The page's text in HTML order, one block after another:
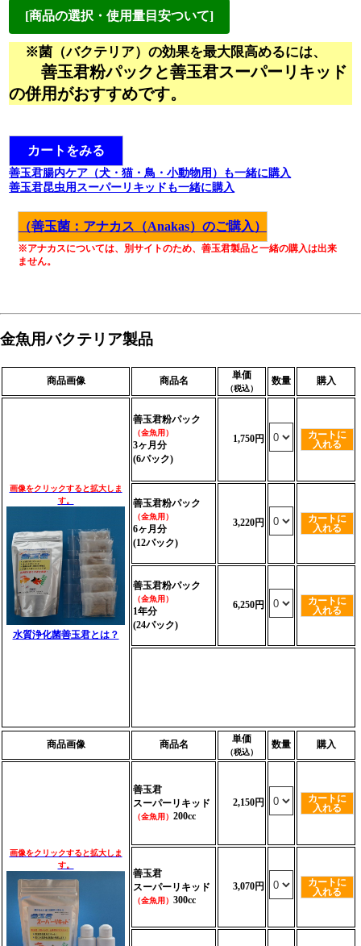
ださい。」
との表示が義務付けられております。
このため、商品を開封しての検査を行う場合があります。
何卒、ご了承下さるようお願い致します。
生する場合があります。
遅延状況、対応状況については、各配送業者のホームページを
ご確認ください。
ヤマト運輸
日本郵便
[商品の選択・使用量目安ついて]
※金魚用・熱帯魚用・海水魚用の種類については、以下
の基準で選択してください。
金魚用：金魚水槽やろ過システムがほとんどないプラ
舟等で飼育する生体（金魚/鯉など）
（メダカなど淡水魚全般/エビ/貝/カメ/ザリガ
ニなど）
など）全般
※粉パックの販売数量は、60cm水槽約60Lあたりに対し
ての使用量です。
※菌（バクテリア）の効果を最大限高めるには、
善玉君粉パックと善玉君スーパーリキッド
の併用がおすすめです。
カートをみる
善玉君腸内ケア（犬・猫・鳥・小動物用）も一緒に購入
善玉君昆虫用スーパーリキッドも一緒に購入
（善玉菌：アナカス（Anakas）のご購入）
※アナカスについては、別サイトのため、善玉君製品と一緒の購入は出来
ません。
金魚用バクテリア製品
商品画像 商品名 単価
（税込）
数量 購入
画像をクリックすると拡大しま
す。
水質浄化菌善玉君とは？
善玉君粉パック
（金魚用）
3ヶ月分
(6パック)
1,750円
カートに
入れる
善玉君粉パック
（金魚用）
6ヶ月分
(12パック)
3,220円
カートに
入れる
善玉君粉パック
（金魚用）
1年分
(24パック)
6,250円
カートに
入れる
商品画像 商品名 単価
（税込）
数量 購入
画像をクリックすると拡大しま
す。
善玉君
スーパーリキッド
（金魚用） 200cc
2,150円
カートに
入れる
善玉君
スーパーリキッド
（金魚用） 300cc
3,070円
カートに
入れる